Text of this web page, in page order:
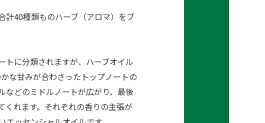
計40種類ものハーブ（アロマ）をブ
トに分類されますが、ハーブオイル
な甘みが合わさったトップノートの
などのミドルノートが広がり、最後
くれます。それぞれの香りの主張が